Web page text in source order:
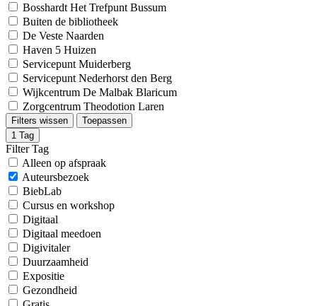
Bosshardt Het Trefpunt Bussum
Buiten de bibliotheek
De Veste Naarden
Haven 5 Huizen
Servicepunt Muiderberg
Servicepunt Nederhorst den Berg
Wijkcentrum De Malbak Blaricum
Zorgcentrum Theodotion Laren
Filters wissen
Toepassen
1 Tag
Filter Tag
Alleen op afspraak
Auteursbezoek
BiebLab
Cursus en workshop
Digitaal
Digitaal meedoen
Digivitaler
Duurzaamheid
Expositie
Gezondheid